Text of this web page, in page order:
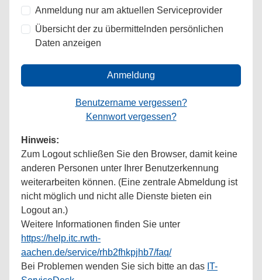
Anmeldung nur am aktuellen Serviceprovider
Übersicht der zu übermittelnden persönlichen
Daten anzeigen
Anmeldung
Benutzername vergessen?
Kennwort vergessen?
Hinweis:
Zum Logout schließen Sie den Browser, damit keine
anderen Personen unter Ihrer Benutzerkennung
weiterarbeiten können. (Eine zentrale Abmeldung ist
nicht möglich und nicht alle Dienste bieten ein
Logout an.)
Weitere Informationen finden Sie unter
https://help.itc.rwth-
aachen.de/service/rhb2fhkpjhb7/faq/
Bei Problemen wenden Sie sich bitte an das IT-